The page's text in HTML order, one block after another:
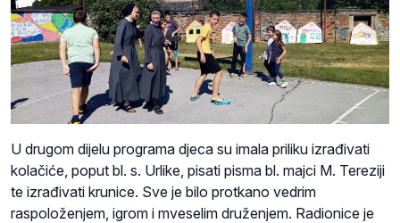
U drugom dijelu programa djeca su imala priliku izrađivati
kolačiće, poput bl. s. Urlike, pisati pisma bl. majci M. Tereziji
te izrađivati krunice. Sve je bilo protkano vedrim
raspoloženjem, igrom i mveselim druženjem. Radionice je